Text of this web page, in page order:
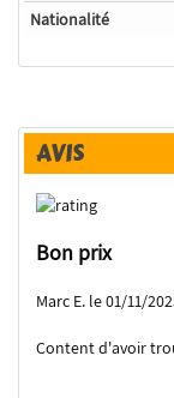
Nationalité
AVIS
Bon prix
Marc E. le 01/11/
Content d'avoir